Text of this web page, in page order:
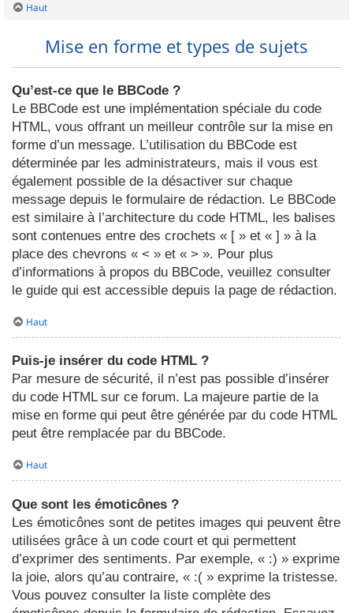
Haut
Mise en forme et types de sujets
Qu’est-ce que le BBCode ?
Le BBCode est une implémentation spéciale du code
HTML, vous offrant un meilleur contrôle sur la mise en
forme d’un message. L’utilisation du BBCode est
déterminée par les administrateurs, mais il vous est
également possible de la désactiver sur chaque
message depuis le formulaire de rédaction. Le BBCode
est similaire à l’architecture du code HTML, les balises
sont contenues entre des crochets « [ » et « ] » à la
place des chevrons « < » et « > ». Pour plus
d’informations à propos du BBCode, veuillez consulter
le guide qui est accessible depuis la page de rédaction.
Haut
Puis-je insérer du code HTML ?
Par mesure de sécurité, il n’est pas possible d’insérer
du code HTML sur ce forum. La majeure partie de la
mise en forme qui peut être générée par du code HTML
peut être remplacée par du BBCode.
Haut
Que sont les émoticônes ?
Les émoticônes sont de petites images qui peuvent être
utilisées grâce à un code court et qui permettent
d’exprimer des sentiments. Par exemple, « :) » exprime
la joie, alors qu’au contraire, « :( » exprime la tristesse.
Vous pouvez consulter la liste complète des